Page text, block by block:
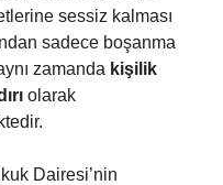
sessiz kalması
sadece boşanma
zamanda kişilik
olarak
Dairesi’nin